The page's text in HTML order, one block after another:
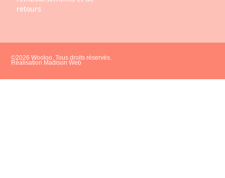
retours
©2026 Wooloo, Tous droits réservés.
Réalisation Madison Web